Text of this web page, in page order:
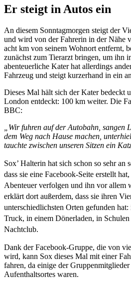
Er steigt in Autos ein
An diesem Sonntagmorgen steigt der
und wird von der Fahrerin in der Nähe
acht km von seinem Wohnort entfernt,
zunächst zum Tierarzt bringen, um ihn
abenteuerliche Kater hat allerdings
Fahrzeug und steigt kurzerhand in ein
Dieses Mal hält sich der Kater bedeckt
London entdeckt: 100 km weiter. Die
BBC:
„Wir fuhren auf der Autobahn, sangen
dem Weg nach Hause machen,
tauchte zwischen unseren Sitzen ein
Sox’ Halterin hat sich schon so sehr an
dass sie eine Facebook-Seite erstellt
Abenteuer verfolgen und ihn vor allem
erklärt dort außerdem, dass sie ihren
unterschiedlichsten Orten gefunden
Truck, in einem Dönerladen, in
Nachtclub.
Dank der Facebook-Gruppe, die von
wird, kann Sox dieses Mal mit einer
fahren, da einige der
Aufenthaltsortes waren.